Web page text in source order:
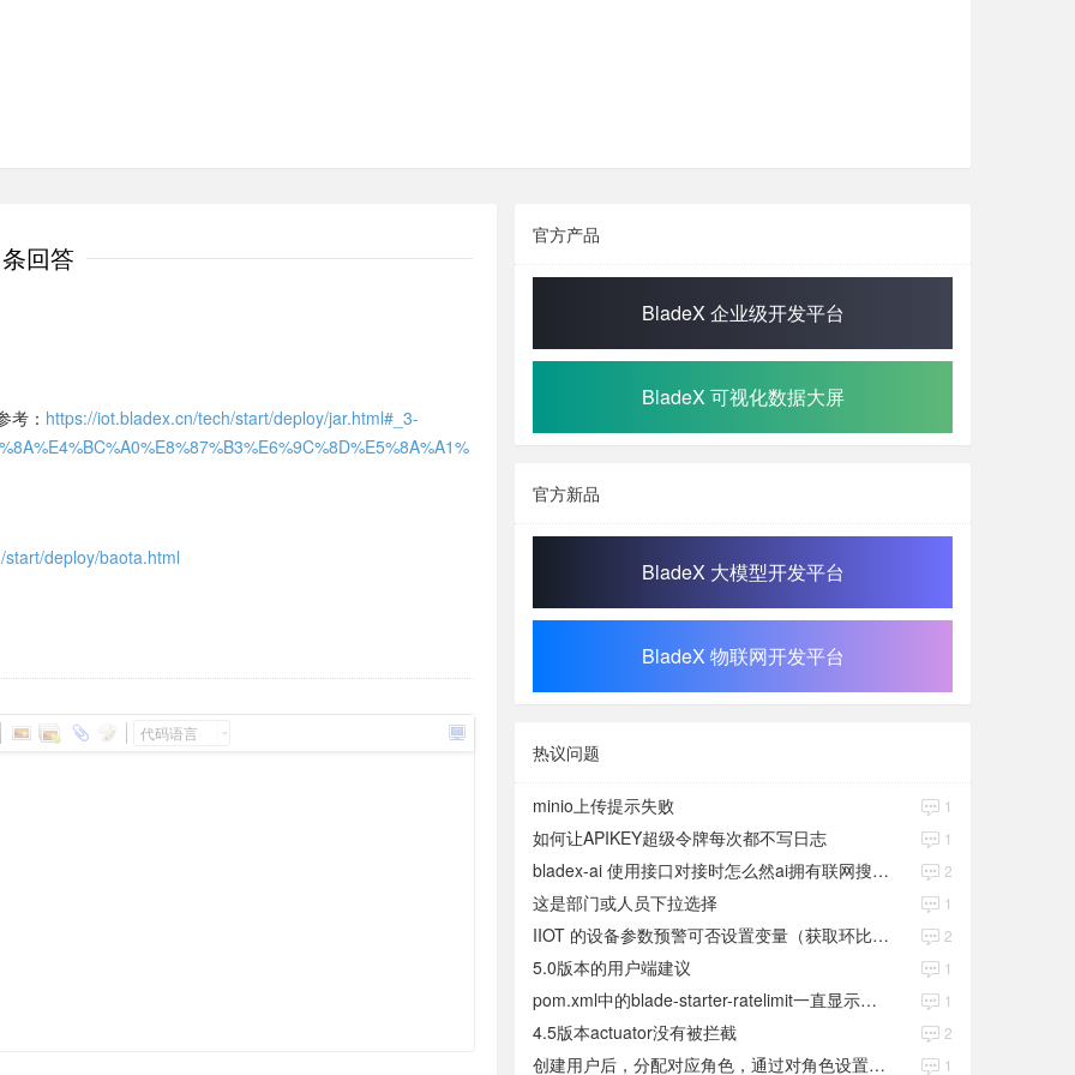
回答
考： https://iot.bladex.cn/tech/start/deploy/jar.html#_3-
deploy/baota.html
代码语言
官方产品
BladeX 企业级开发平台
BladeX 可视化数据大屏
官方新品
BladeX 大模型开发平台
BladeX 物联网开发平台
热议问题
minio上传提示失败 1
如何让APIKEY超级令牌每次都不写日志 1
bladex-ai 使用接口对接时怎么然ai拥有联网搜索功能 2
这是部门或人员下拉选择 1
IIOT 的设备参数预警可否设置变量（获取环比数值） 2
5.0版本的用户端建议 1
pom.xml中的blade-starter-ratelimit一直显示红色 1
4.5版本actuator没有被拦截 2
创建用户后，分配对应角色，通过对角色设置权限好后，登录当前用户后。查看不到当前已分配对应角色权限数据 1